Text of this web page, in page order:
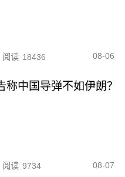
阅读 18436 08-06
中国导弹不如伊朗？
阅读 9734 08-07